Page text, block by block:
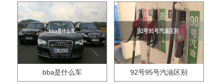
bba是什么车 92号95号汽油区别